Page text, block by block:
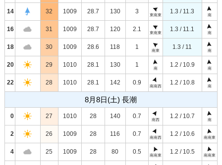
14 32 1009 28.7 130 3
東南東
1.3 / 11.3
南
16 31 1009 28.7 120 2.1
東南東
1.3 / 11.1
南
18 30 1009 28.6 118 1
南東
1.3 / 11
南
20 29 1010 28.1 130 1
南
1.2 / 10.9
南
22 28 1010 28.1 142 0.9
南南西
1.2 / 10.8
南
8月8日(土) 長潮
0 27 1010 28 140 0.7
南西
1.2 / 10.7
南
2 26 1009 28 116 0.7
南南西
1.2 / 10.6
南南東
4 25 1009 28 80 0.5
南南東
1.2 / 10.5
南南東